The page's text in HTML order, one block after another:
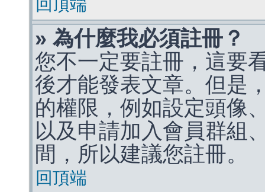
回頂端
» 為什麼我必須註冊？
您不一定要註冊，這要
後才能發表文章。但是
的權限，例如設定頭像
以及申請加入會員群組
間，所以建議您註冊。
回頂端